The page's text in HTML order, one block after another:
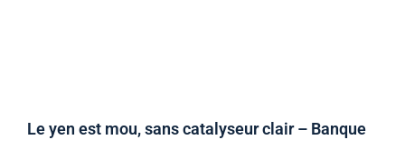
Le yen est mou, sans catalyseur clair – Banque